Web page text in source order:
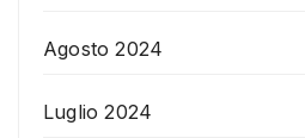
Agosto 2024
Luglio 2024